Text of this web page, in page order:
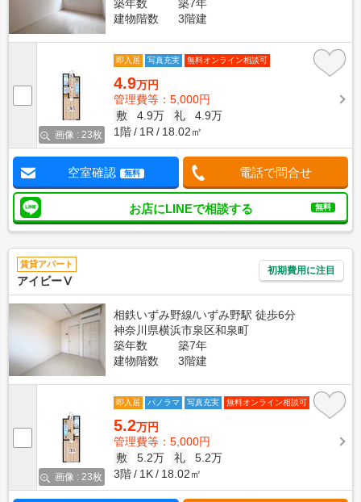
築年数
築7年
建物階数
3階建
画像 : 23枚
即入居 写真充実 無料オンライン相談可
4.9万円
管理費等：5,000円
敷
4.9万 礼
4.9万
1階
1R 18.02㎡
空室確認 無料 電話で問合せ
お店にLINEで相談する 無料
賃貸アパート
アイビーⅤ
初期費用に注目
相鉄いずみ野線/いずみ野駅 徒歩6分
神奈川県横浜市泉区和泉町
築年数
築7年
建物階数
3階建
画像 : 23枚
即入居 パノラマ 写真充実 無料オンライン相談可
5.2万円
管理費等：5,000円
敷
5.2万 礼
5.2万
3階
1K 18.02㎡